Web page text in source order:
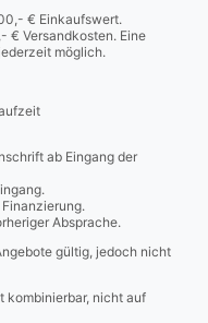
€ Einkaufswert.
€ Versandkosten. Eine
möglich.
ab Eingang der
Absprache.
gültig, jedoch nicht
kombinierbar, nicht auf